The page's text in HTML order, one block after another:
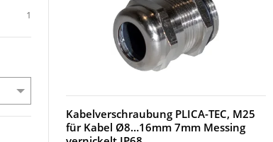
1
Kabelverschraubung PLICA-TEC, M25
für Kabel Ø8…16mm 7mm Messing